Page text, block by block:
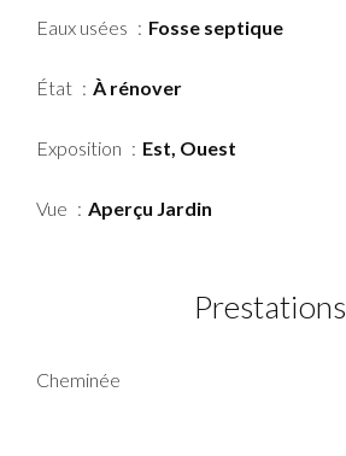
Eaux usées Fosse septique
État À rénover
Exposition Est, Ouest
Vue Aperçu Jardin
Prestations
Cheminée